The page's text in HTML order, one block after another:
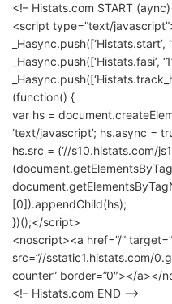
<!– Histats.com START
<script type=”text/
_Hasync.push([‘Histats.fasi’,
(function() {
var hs =
‘text/javascript’; hs.async =
hs.src = (‘//s10.histats.com/
[0]).appendChild(hs);
})();</script>
<noscript><a href=”/”
src=”//sstatic1.histats.com/
counter” border=”0″></a></
<!– Histats.com END –>